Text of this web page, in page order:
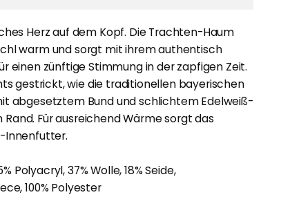
Herz auf dem Kopf. Die Trachten-Haum
warm und sorgt mit ihrem authentisch
einen zünftige Stimmung in der zapfigen Zeit.
gestrickt, wie die traditionellen bayerischen
abgesetztem Bund und schlichtem Edelweiß-
Für ausreichend Wärme sorgt das
Innenfutter.
Polyacryl, 37% Wolle, 18% Seide,
100% Polyester